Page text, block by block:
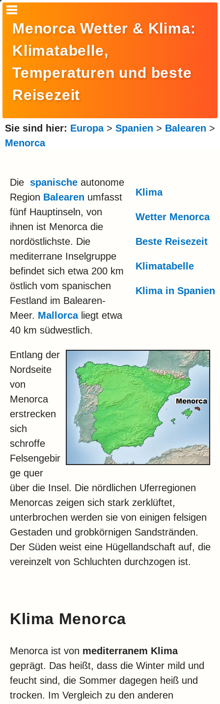
Amerika
Asien
Afrika
Ozeanien
Antarktis
Reisemonat
Klima
Impressum & Datenschutz
Menorca Wetter & Klima:
Klimatabelle,
Temperaturen und beste
Reisezeit
Sie sind hier: Europa> Spanien > Balearen >
Menorca
Klima
Wetter Menorca
Beste Reisezeit
Klimatabelle
Klima in Spanien
Die spanische autonome
Region Balearen umfasst
fünf Hauptinseln, von
ihnen ist Menorca die
nordöstlichste. Die
mediterrane Inselgruppe
befindet sich etwa 200 km
östlich vom spanischen
Festland im Balearen-
Meer. Mallorcaliegt etwa
40 km südwestlich.
Entlang der
Nordseite
von
Menorca
erstrecken
sich
schroffe
Felsengebir
ge quer
über die Insel. Die nördlichen Uferregionen
Menorcas zeigen sich stark zerklüftet,
unterbrochen werden sie von einigen felsigen
Gestaden und grobkörnigen Sandstränden.
Der Süden weist eine Hügellandschaft auf, die
vereinzelt von Schluchten durchzogen ist.
Klima Menorca
Menorca ist von mediterranem Klima
geprägt. Das heißt, dass die Winter mild und
feucht sind, die Sommer dagegen heiß und
trocken. Im Vergleich zu den anderen